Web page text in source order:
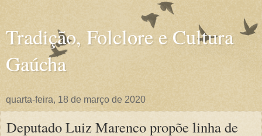
Tradição, Folclore e Cultura
Gaúcha
quarta-feira, 18 de março de 2020
Deputado Luiz Marenco propõe linha de